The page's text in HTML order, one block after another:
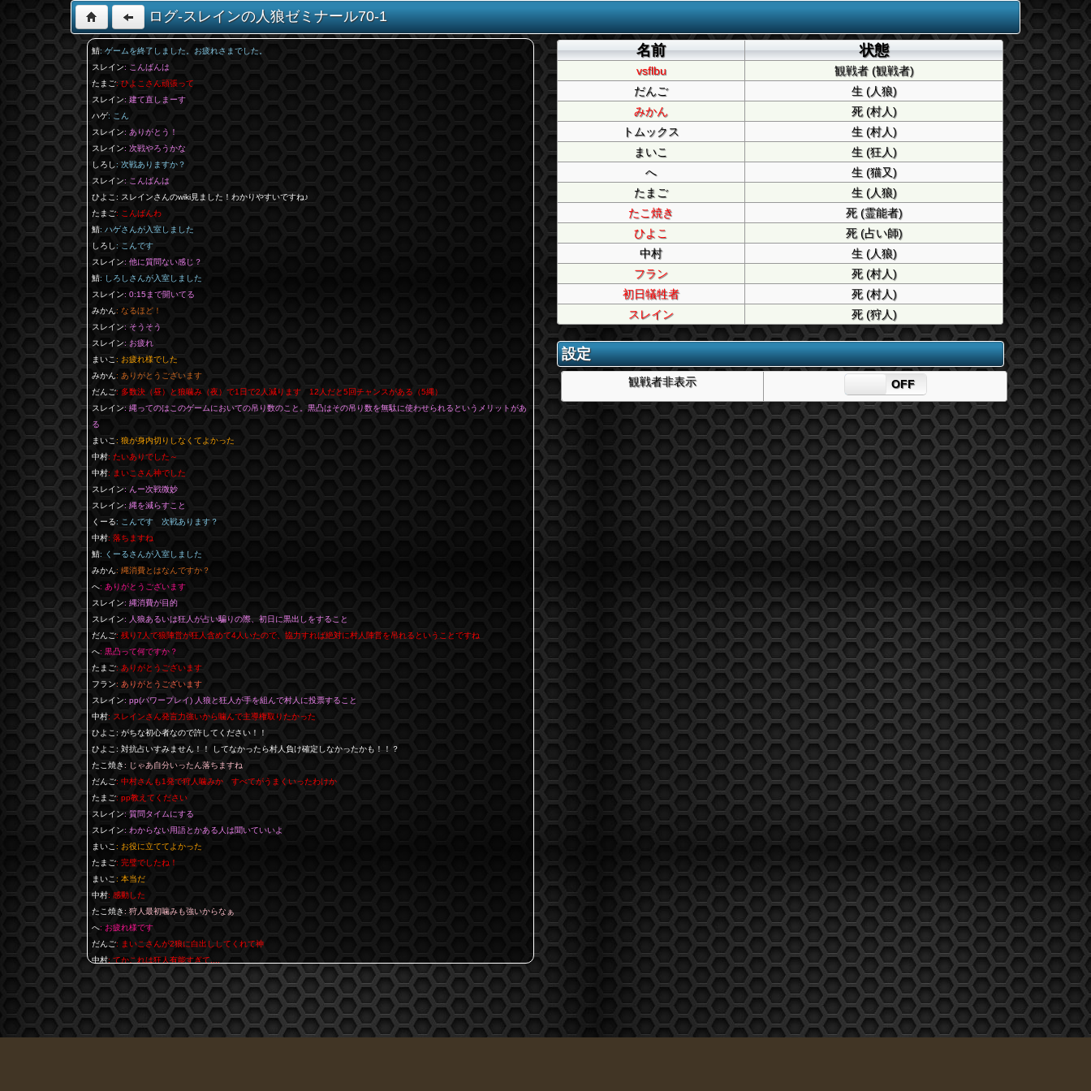
ログ-スレインの人狼ゼミナール70-1
鯖: ゲームを終了しました。お疲れさまでした。
スレイン: こんばんは
たまご: ひよこさん頑張って
スレイン: 建て直しまーす
ハゲ: こん
スレイン: ありがとう！
スレイン: 次戦やろうかな
しろし : 次戦ありますか？
スレイン: こんばんは
ひよこ : スレインさんのwiki見ました！わかりやすいですね♪
たまご: こんばんわ
鯖: ハゲさんが入室しました
しろし : こんです
スレイン: 他に質問ない感じ？
鯖: しろしさんが入室しました
スレイン: 0:15まで開いてる
みかん: なるほど！
スレイン: そうそう
スレイン: お疲れ
まいこ : お疲れ様でした
みかん: ありがとうございます
だんご: 多数決（昼）と狼噛み（夜）で1日で2人減ります 12人だと5回チャンスがある（5縄）
スレイン: 縄ってのはこのゲームにおいての吊り数のこと。黒凸はその吊り数を無駄に使わせられるというメリットがあ
る
まいこ : 狼が身内切りしなくてよかった
中村: たいありでした～
中村: まいこさん神でした
スレイン: んー次戦微妙
スレイン: 縄を減らすこと
くーる: こんです 次戦あります？
中村: 落ちますね
鯖: くーるさんが入室しました
みかん: 縄消費とはなんですか？
へ: ありがとうございます
スレイン: 縄消費が目的
スレイン: 人狼あるいは狂人が占い騙りの際、初日に黒出しをすること
だんご: 残り7人で狼陣営が狂人含めて4人いたので、協力すれば絶対に村人陣営を吊れるということですね
へ: 黒凸って何ですか？
たまご: ありがとうございます
フラン: ありがとうございます
スレイン: pp(パワープレイ) 人狼と狂人が手を組んで村人に投票すること
中村: スレインさん発言力強いから噛んで主導権取りたかった
ひよこ : がちな初心者なので許してください！！
ひよこ : 対抗占いすみません！！ してなかったら村人負け確定しなかったかも！！？
たこ焼き : じゃあ自分いったん落ちますね
だんご: 中村さんも1発で狩人噛みか すべてがうまくいったわけか
たまご: pp教えてください
スレイン: 質問タイムにする
スレイン: わからない用語とかある人は聞いていいよ
まいこ : お役に立ててよかった
たまご: 完璧でしたね！
まいこ : 本当だ
中村: 感動した
たこ焼き : 狩人最初噛みも強いからなぁ
へ: お疲れ様です
だんご: まいこさんが2狼に白出ししてくれて神
中村: てかこれは狂人有能すぎて....
まいこ : お疲れ様です ご主人様gj
みかん : お疲れ様でした
たまご: おつでした
たこ焼き
: 自分白がいきなり来たから正直きつかった
名前 状態
vsflbu
観戦者 (観戦者)
だんご
生 (人狼)
みかん
死 (村人)
トムックス
生 (村人)
まいこ
生 (狂人)
へ
生 (猫又)
たまご
生 (人狼)
たこ焼き
死 (霊能者)
ひよこ
死 (占い師)
中村
生 (人狼)
フラン
死 (村人)
初日犠牲者
死 (村人)
スレイン
死 (狩人)
設定
観戦者非表示 OFF